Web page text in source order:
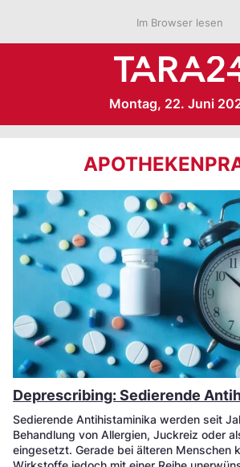
Im Browser lesen
Montag, 22. Juni
Deprescribing: Sedierende
Sedierende Antihistaminika werden seit
Behandlung von Allergien, Juckreiz oder
eingesetzt. Gerade bei älteren Menschen